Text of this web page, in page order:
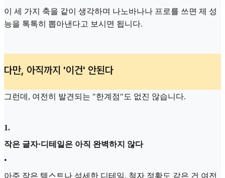
이 세 가지 축을 같이 생각하며 나노바나나 프로를 쓰면 제 성
능을 톡톡히 뽑아낸다고 보시면 됩니다.
다만, 아직까지 '이건' 안된다
그런데, 여전히 발견되는 "한계점"도 없진 않습니다.
1.
작은 글자·디테일은 아직 완벽하지 않다
•
아주 작은 텍스트나 섬세한 디테일, 철자 정확도 같은 건 여전